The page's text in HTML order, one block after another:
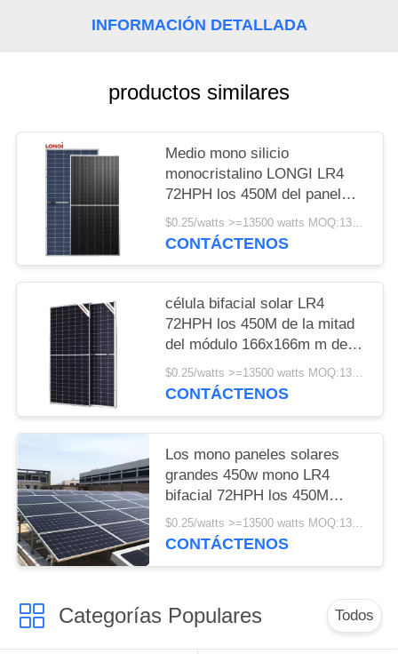
INFORMACIÓN DETALLADA
productos similares
Medio mono silicio
monocristalino LONGI LR4
72HPH los 450M del panel
solar de la célula 450w 25
años de garantía
CONTÁCTENOS
célula bifacial solar LR4
72HPH los 450M de la mitad
del módulo 166x166m m de
450w Longi
$0.25/watts >=13500 watts MOQ:13500 watts
CONTÁCTENOS
Los mono paneles solares
grandes 450w mono LR4
bifacial 72HPH los 450M
Wholesale de Longi
$0.25/watts >=13500 watts MOQ:13500 vatios
CONTÁCTENOS
Categorías Populares Todos